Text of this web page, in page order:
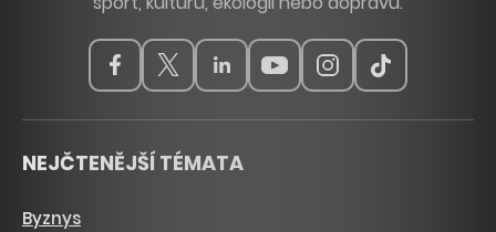
NEJČTENĚJŠÍ TÉMATA
Byznys